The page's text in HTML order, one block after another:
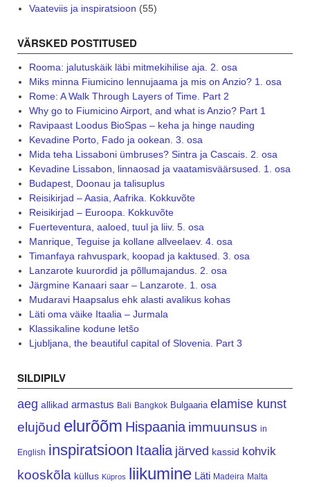
Vaateviis ja inspiratsioon (55)
VÄRSKED POSTITUSED
Rooma: jalutuskäik läbi mitmekihilise aja. 2. osa
Miks minna Fiumicino lennujaama ja mis on Anzio? 1. osa
Rome: A Walk Through Layers of Time. Part 2
Why go to Fiumicino Airport, and what is Anzio? Part 1
Ravipaast Loodus BioSpas – keha ja hinge nauding
Kevadine Porto, Fado ja ookean. 3. osa
Mida teha Lissaboni ümbruses? Sintra ja Cascais. 2. osa
Kevadine Lissabon, linnaosad ja vaatamisväärsused. 1. osa
Budapest, Doonau ja talisuplus
Reisikirjad – Aasia, Aafrika. Kokkuvõte
Reisikirjad – Euroopa. Kokkuvõte
Fuerteventura, aaloed, tuul ja liiv. 5. osa
Manrique, Teguise ja kollane allveelaev. 4. osa
Timanfaya rahvuspark, koopad ja kaktused. 3. osa
Lanzarote kuurordid ja põllumajandus. 2. osa
Järgmine Kanaari saar – Lanzarote. 1. osa
Mudaravi Haapsalus ehk alasti avalikus kohas
Läti oma väike Itaalia – Jurmala
Klassikaline kodune letšo
Ljubljana, the beautiful capital of Slovenia. Part 3
SILDIPILV
aeg allikad armastus Bali Bangkok Bulgaaria elamise kunst
elujõud elurõõm Hispaania immuunsus in
English inspiratsioon Itaalia järved kassid kohvik
kooskõla küllus Küpros liikumine Läti Madeira Malta